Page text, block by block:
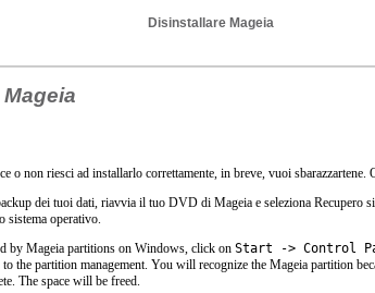
Disinstallare Mageia
o non riesci ad installarlo correttamente, in breve, vuoi
dei tuoi dati, riavvia il tuo DVD di Mageia e seleziona
sistema operativo.
by Mageia partitions on Windows, click on Start -> Control
to the partition management. You will recognize the Mageia partition
. The space will be freed.